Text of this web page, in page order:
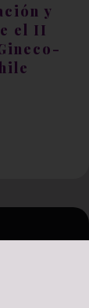
y
el II